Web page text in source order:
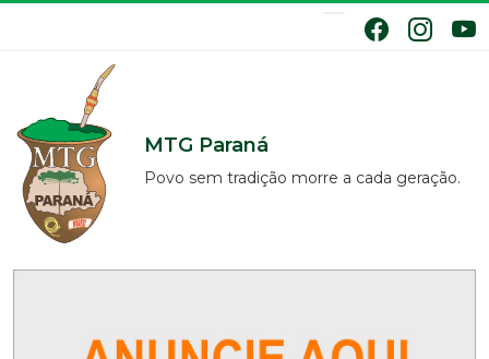
MTG Paraná
Povo sem tradição morre a cada geração.